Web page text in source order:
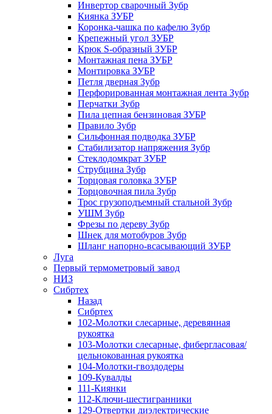
Инвертор сварочный Зубр
Киянка ЗУБР
Коронка-чашка по кафелю Зубр
Крепежный угол ЗУБР
Крюк S-образный ЗУБР
Монтажная пена ЗУБР
Монтировка ЗУБР
Петля дверная Зубр
Перфорированная монтажная лента Зубр
Перчатки Зубр
Пила цепная бензиновая ЗУБР
Правило Зубр
Сильфонная подводка ЗУБР
Стабилизатор напряжения Зубр
Стеклодомкрат ЗУБР
Струбцина Зубр
Торцовая головка ЗУБР
Торцовочная пила Зубр
Трос грузоподъемный стальной Зубр
УШМ Зубр
Фрезы по дереву Зубр
Шнек для мотобуров Зубр
Шланг напорно-всасывающий ЗУБР
Луга
Первый термометровый завод
НИЗ
Сибртех
Назад
Сибртех
102-Молотки слесарные, деревянная
рукоятка
103-Молотки слесарные, фибергласовая/
цельнокованная рукоятка
104-Молотки-гвоздодеры
109-Кувалды
111-Киянки
112-Ключи-шестигранники
129-Отвертки диэлектрические